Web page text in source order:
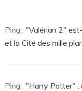
Ping : "Valérian 2"
et la Cité des mille
Ping : "Harry Potter" :